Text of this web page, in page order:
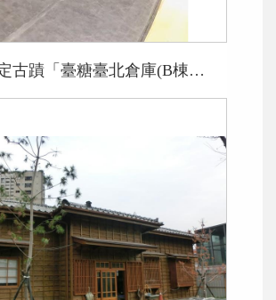
直轄市定古蹟「臺糖臺北倉庫(B棟倉庫)」